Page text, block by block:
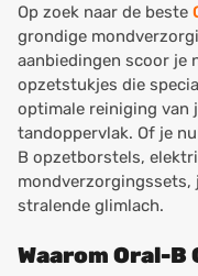
Op zoek naar de beste
grondige
aanbiedingen scoor je
opzetstukjes die
optimale reiniging van
tandoppervlak. Of je
B opzetborstels,
mondverzorgingssets,
stralende glimlach.
Waarom Oral-